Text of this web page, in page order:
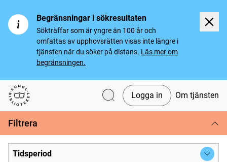
Begränsningar i sökresultaten
Sökträffar som är yngre än 100 år och
omfattas av upphovsrätten visas inte längre i
tjänsten när du söker på distans. Läs mer om
begränsningen.
Svenska tidningar
Logga in Om tjänsten
Filtrera
Tidsperiod